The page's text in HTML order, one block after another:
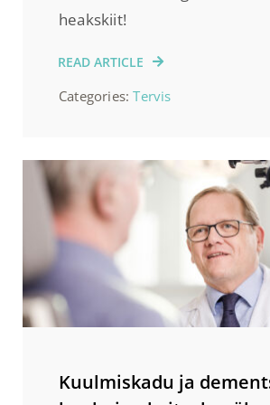
heakskiit!
READ ARTICLE
Categories:Tervis
Kuulmiskadu ja